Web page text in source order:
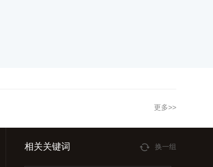
更多>>
相关关键词 换一组